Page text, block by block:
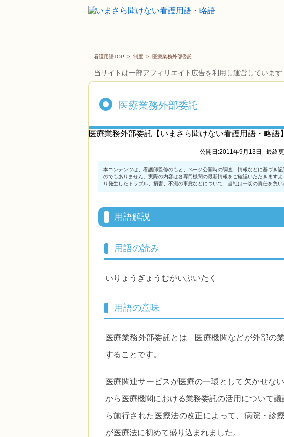
看護用語TOP > 制度 > 医療業務外部委託
当サイトは一部アフィリエイト広告を利用し運営しています
医療業務外部委託
医療業務外部委託【いまさら聞けない看護用語・略語】
公開日:2011年9月13日 最終
用語解説
用語の読み
いりょうぎょうむがいぶいたく
用語の意味
医療業務外部委託とは、医療機関などが外部の
することです。
医療関連サービスが医療の一環として欠かせな
から医療機関における業務委託の活用について
ら施行された医療法の改正によって、病院・診
が医療法に初めて盛り込まれました。